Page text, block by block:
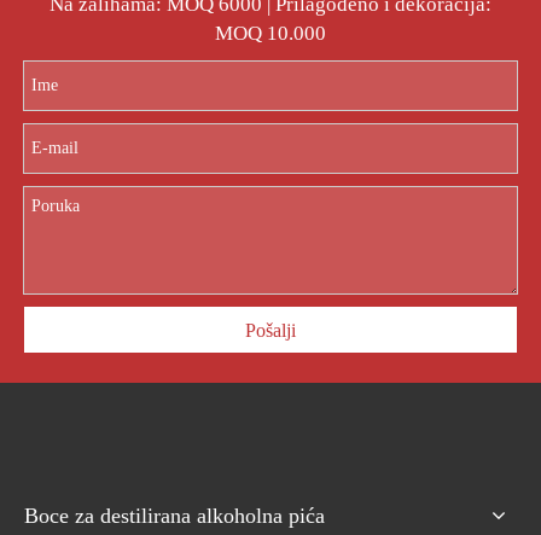
MOQ 10.000
Pošalji
Boce za destilirana alkoholna pića